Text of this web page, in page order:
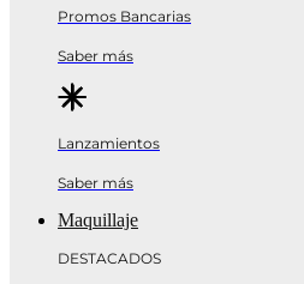
Promos Bancarias
Saber más
Lanzamientos
Saber más
Maquillaje
DESTACADOS